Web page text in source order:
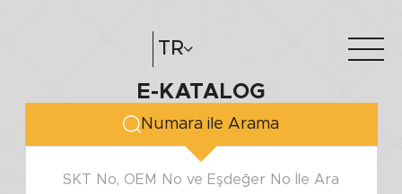
TR
Hakkımızda e-katalog
E-KATALOG
Numara ile Arama
SKT No, OEM No ve Eşdeğer No İle Ara
Minimum
Maximum
YUVA ÇAPI